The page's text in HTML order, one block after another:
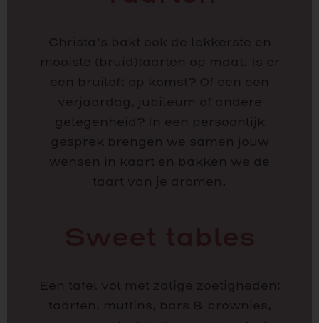
Christa’s bakt ook de lekkerste en
mooiste (bruid)taarten op maat. Is er
een bruiloft op komst? Of een een
verjaardag, jubileum of andere
gelegenheid? In een persoonlijk
gesprek brengen we samen jouw
wensen in kaart en bakken we de
taart van je dromen.
Een tafel vol met zalige zoetigheden:
taarten, muffins, bars & brownies,